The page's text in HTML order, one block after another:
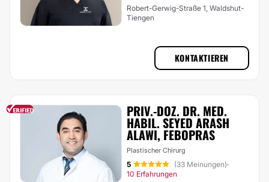
Robert-Gerwig-Straße 1, Waldshut-
Tiengen
KONTAKTIEREN
PRIV.-DOZ. DR. MED.
HABIL. SEYED ARASH
ALAWI, FEBOPRAS
Plastischer Chirurg
5 (33 Meinungen)·
10 Erfahrungen